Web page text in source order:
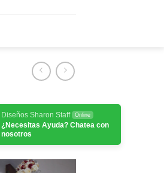
Diseños Sharon Staff Online
¿Necesitas Ayuda? Chatea con
nosotros